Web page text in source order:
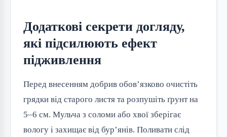
Додаткові секрети догляду,
які підсилюють ефект
підживлення
Перед внесенням добрив обов’язково очистіть
грядки від старого листя та розпушіть ґрунт на
5–6 см. Мульча з соломи або хвої зберігає
вологу і захищає від бур’янів. Поливати слід